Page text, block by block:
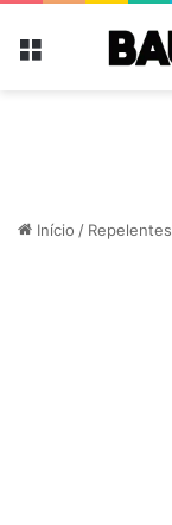
Menu
Início / Repelentes